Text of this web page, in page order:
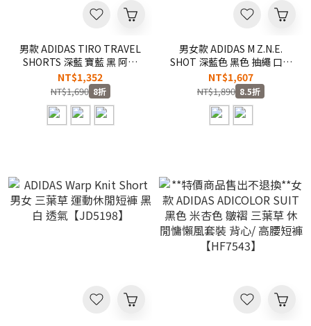
男款 ADIDAS TIRO TRAVEL
SHORTS 深藍 寶藍 黑 阿根
廷 日本 足球 世足盃 世界盃
運動 短褲
【JZ6454/JZ9329/JZ9096】
ADFIFA
NT$1,352
NT$1,690 8折
男女款 ADIDAS M Z.N.E.
SHOT 深藍色 黑色 抽繩 口袋
棉褲 短褲
【JE7540/JW4742】
NT$1,607
NT$1,890 8.5折